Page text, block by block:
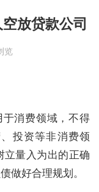
放贷款公司
览
消费领域，不得
投资等非消费领
量入为出的正确
做好合理规划。